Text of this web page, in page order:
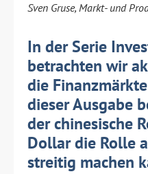
Sven Gruse, Markt- und
In der Serie
betrachten wir
die
dieser Ausgabe
der chinesische
Dollar die Rolle
streitig machen